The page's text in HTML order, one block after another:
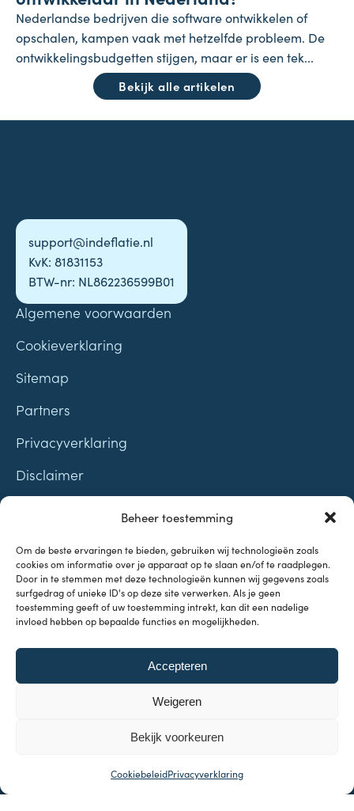
Beheer toestemming
Om de beste ervaringen te bieden, gebruiken wij technologieën zoals
cookies om informatie over je apparaat op te slaan en/of te raadplegen.
Door in te stemmen met deze technologieën kunnen wij gegevens zoals
surfgedrag of unieke ID's op deze site verwerken. Als je geen
toestemming geeft of uw toestemming intrekt, kan dit een nadelige
invloed hebben op bepaalde functies en mogelijkheden.
Accepteren
Weigeren
Bekijk voorkeuren
CookiebeleidPrivacyverklaring
Nederlandse bedrijven die software ontwikkelen of
opschalen, kampen vaak met hetzelfde probleem. De
ontwikkelingsbudgetten stijgen, maar er is een tek...
Bekijk alle artikelen
support@indeflatie.nl
KvK: 81831153
BTW-nr: NL862236599B01
Algemene voorwaarden
Cookieverklaring
Sitemap
Partners
Privacyverklaring
Disclaimer
Onderwerpen
Investeren & Beleggen